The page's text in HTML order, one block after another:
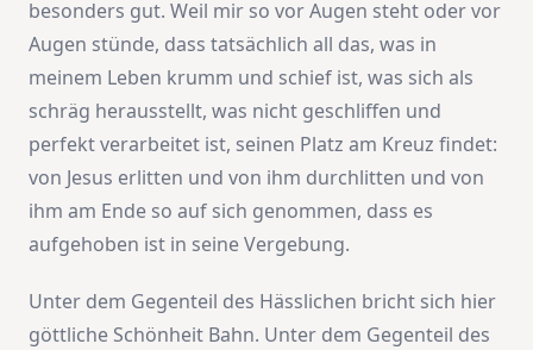
besonders gut. Weil mir so vor Augen steht oder vor
Augen stünde, dass tatsächlich all das, was in
meinem Leben krumm und schief ist, was sich als
schräg herausstellt, was nicht geschliffen und
perfekt verarbeitet ist, seinen Platz am Kreuz findet:
von Jesus erlitten und von ihm durchlitten und von
ihm am Ende so auf sich genommen, dass es
aufgehoben ist in seine Vergebung.
Unter dem Gegenteil des Hässlichen bricht sich hier
göttliche Schönheit Bahn. Unter dem Gegenteil des